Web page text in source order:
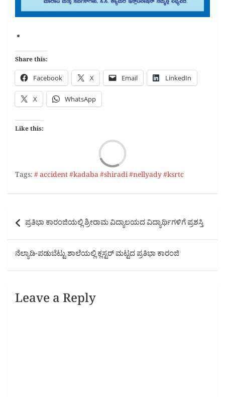
Share this:
Facebook X Email LinkedIn
X WhatsApp
Like this:
Tags:# accident #kadaba #shiradi #nellyady #ksrtc
Post
navigation
ಪ್ರತಿಭಾ ಕಾರಂಜಿಯಲ್ಲಿ ಶ್ರೀರಾಮ ವಿದ್ಯಾಲಯದ ವಿದ್ಯಾರ್ಥಿಗಳಿಗೆ ಪ್ರಶಸ್ತಿ
ನೆಲ್ಯಾಡಿ-ಪಡುಬೆಟ್ಟು ಶಾಲೆಯಲ್ಲಿ ಕ್ಲಸ್ಟರ್ ಮಟ್ಟದ ಪ್ರತಿಭಾ ಕಾರಂಜಿ
Leave a Reply